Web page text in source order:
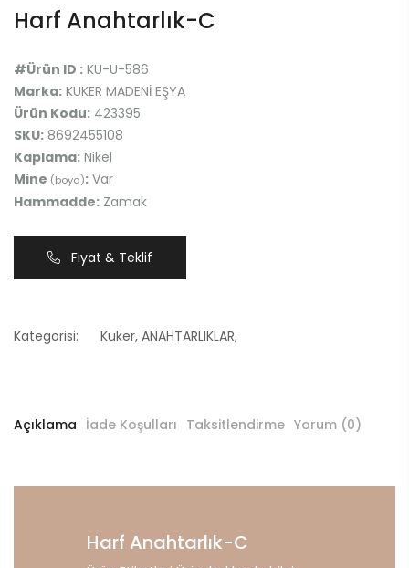
Harf Anahtarlık-C
#Ürün ID : KU-U-586
Marka: KUKER MADENİ EŞYA
Ürün Kodu: 423395
SKU: 8692455108
Kaplama: Nikel
Mine (boya): Var
Hammadde: Zamak
Fiyat & Teklif
Kategorisi: Kuker, ANAHTARLIKLAR,
Açıklama İade Koşulları Taksitlendirme Yorum (0)
Harf Anahtarlık-C